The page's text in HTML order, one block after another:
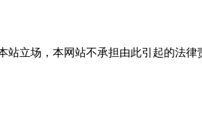
站立场，本网站不承担由此引起的法律